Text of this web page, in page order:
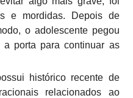
e mordidas. Depois de
o adolescente pegou
porta para continuar as
histórico recente de
relacionados ao